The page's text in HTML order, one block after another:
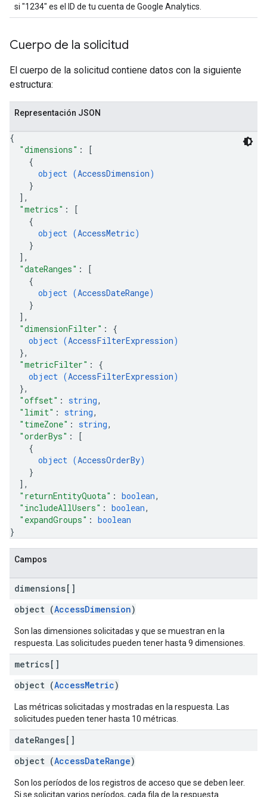
si "1234" es el ID de tu cuenta de Google Analytics.
Cuerpo de la solicitud
El cuerpo de la solicitud contiene datos con la siguiente
estructura:
Representación JSON
{
"dimensions" :
[
{
object (AccessDimension)
}
] ,
"metrics" :
[
{
object (AccessMetric)
}
] ,
"dateRanges" :
[
{
object (AccessDateRange)
}
] ,
"dimensionFilter" : {
object (AccessFilterExpression)
},
"metricFilter" : {
object (AccessFilterExpression)
},
"offset" : string,
"limit" : string,
"timeZone" : string,
"orderBys" :
[
{
object (AccessOrderBy)
}
] ,
"returnEntityQuota" : boolean,
"includeAllUsers" : boolean,
"expandGroups" : boolean
}
Campos
dimensions[]
object (AccessDimension)
Son las dimensiones solicitadas y que se muestran en la
respuesta. Las solicitudes pueden tener hasta 9 dimensiones.
metrics[]
object (AccessMetric)
Las métricas solicitadas y mostradas en la respuesta. Las
solicitudes pueden tener hasta 10 métricas.
dateRanges[]
object (AccessDateRange)
Son los períodos de los registros de acceso que se deben leer.
Si se solicitan varios períodos, cada fila de la respuesta